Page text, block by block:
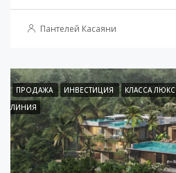
Пантелей Касаяни
ПРОДАЖА ИНВЕСТИЦИЯ КЛАССА ЛЮКС
ЛИНИЯ